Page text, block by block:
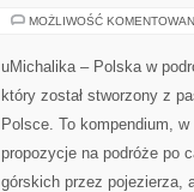
MOŻLIWOŚĆ
uMichalika – Polska w
który został stworzony z
Polsce. To kompendium,
propozycje na podróże po
górskich przez pojezierza,